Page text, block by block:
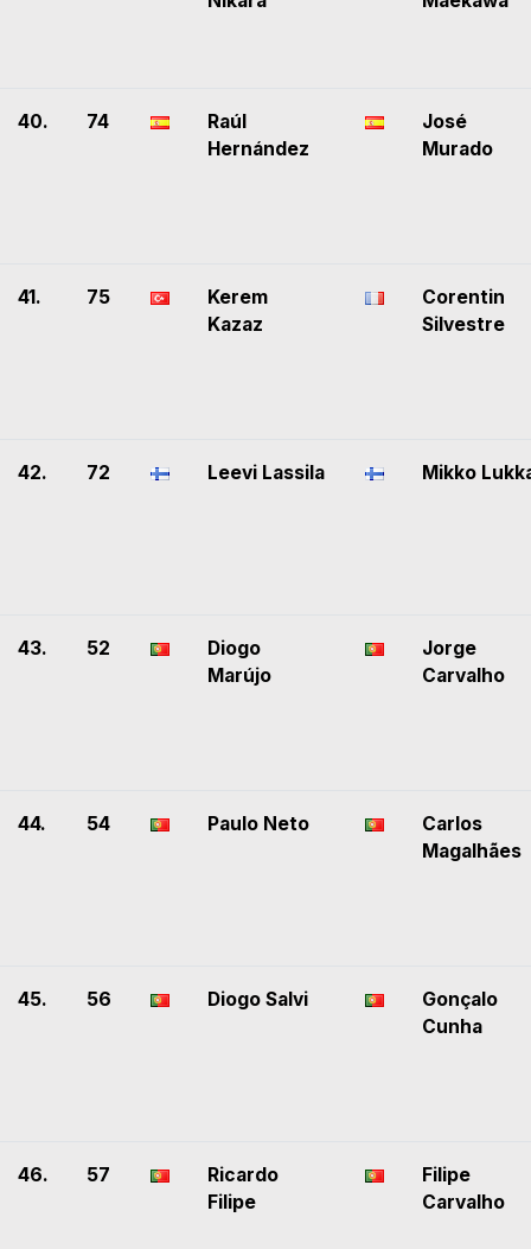
40. 74
Raúl
Hernández
José
Murado
41. 75
Kerem
Kazaz
Corentin
Silvestre
42. 72 Leevi Lassila Mikko
43. 52
Diogo
Marújo
Jorge
Carvalho
44. 54 Paulo Neto
Carlos
Magalhães
45. 56 Diogo Salvi
Gonçalo
Cunha
46. 57
Ricardo
Filipe
Filipe
Carvalho